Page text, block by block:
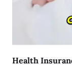
Health